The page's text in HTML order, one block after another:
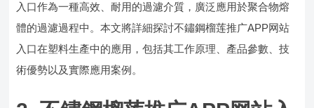
入口作為一種高效、耐用的過濾介質，廣泛應用於聚合物熔
體的過濾過程中。本文將詳細探討不鏽鋼榴莲推广APP网站
入口在塑料生產中的應用，包括其工作原理、產品參數、技
術優勢以及實際應用案例。